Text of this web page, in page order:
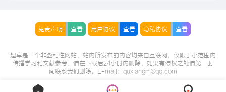
免责声明 查看 用户协议 查看 隐私协议 查看
趣享是一个非盈利性网站，站内所发布的内容均来自互联网，仅限于小范围内
传播学习和文献参考，请在下载后24小时内删除，如果有侵权之处请第一时
间联系我们删除。E-mail：quxiangm@qq.com